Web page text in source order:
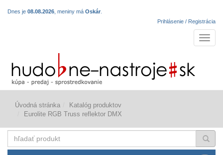
Dnes je 08.08.2026 , meniny má Oskár
Prihlásenie / Registrácia
Úvodná stránka
Katalóg produktov
Eurolite RGB Truss reflektor DMX
produkt